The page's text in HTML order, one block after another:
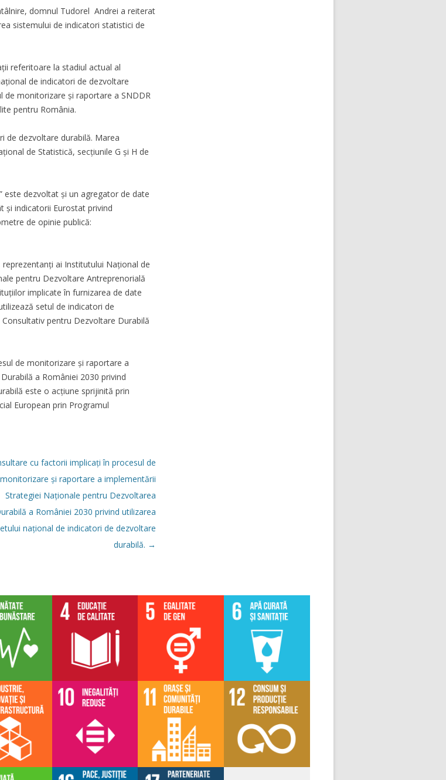
domnul Tudorel Andrei a reiterat
sistemului de indicatori statistici de
referitoare la stadiul actual al
de indicatori de dezvoltare
de monitorizare și raportare a SNDDR
pentru România.
de dezvoltare durabilă. Marea
de Statistică, secțiunile G și H de
este dezvoltat și un agregator de date
și indicatorii Eurostat privind
de opinie publică:
ai Institutului Național de
pentru Dezvoltare Antreprenorială
implicate în furnizarea de date
setul de indicatori de
pentru Dezvoltare Durabilă
de monitorizare și raportare a
a României 2030 privind
este o acțiune sprijinită prin
European prin Programul
cu factorii implicați în procesul de
monitorizare și raportare a implementării
Strategiei Naționale pentru Dezvoltarea
a României 2030 privind utilizarea
național de indicatori de dezvoltare
durabilă. →